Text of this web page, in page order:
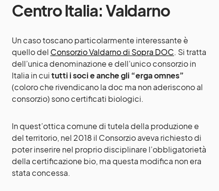
Centro Italia: Valdarno
Un caso toscano particolarmente interessante è
quello del Consorzio Valdarno di Sopra DOC. Si tratta
dell’unica denominazione e dell’unico consorzio in
Italia in cuitutti i soci e anche gli “erga omnes”
(coloro che rivendicano la doc ma non aderiscono al
consorzio) sono certificati biologici.
In quest’ottica comune di tutela della produzione e
del territorio, nel 2018 il Consorzio aveva richiesto di
poter inserire nel proprio disciplinare l’obbligatorietà
della certificazione bio, ma questa modifica non era
stata concessa.